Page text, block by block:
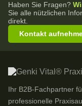
auf
der
Produktseite
gewählt
werden
Haben Sie Fragen?
Sie alle nützlichen
direkt.
Kontakt
Ihr B2B-Fachpartner
professionelle